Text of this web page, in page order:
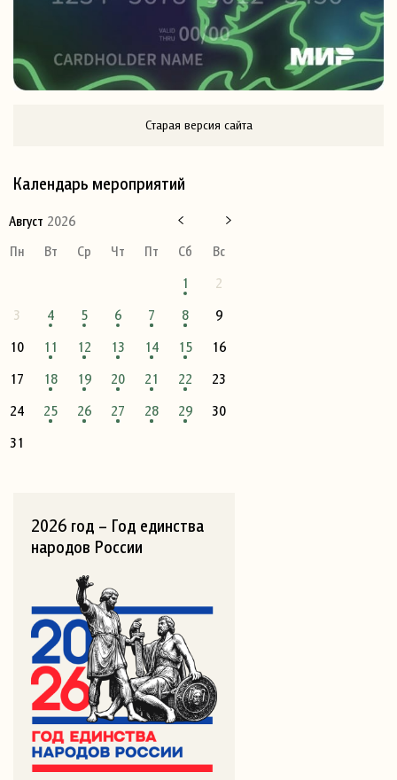
Старая версия сайта
Календарь мероприятий
Август 2026
Пн
Вт Ср Чт Пт Сб
Вс
1
2
3
4 5 6 7 8
9
10
11 12 13 14 15
16
17
18 19 20 21 22
23
24
25 26 27 28 29
30
31
2026 год – Год единства
народов России